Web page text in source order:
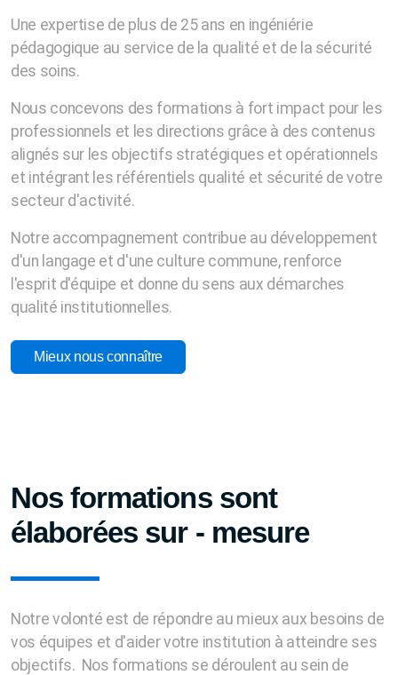
Une expertise de plus de 25 ans en ingéniérie
pédagogique au service de la qualité et de la sécurité
des soins.
Nous concevons des formations à fort impact pour les
professionnels et les directions grâce à des contenus
alignés sur les objectifs stratégiques et opérationnels
et intégrant les référentiels qualité et sécurité de votre
secteur d'activité.
Notre accompagnement contribue au développement
d'un langage et d'une culture commune, renforce
l'esprit d'équipe et donne du sens aux démarches
qualité institutionnelles.
Mieux nous connaître
Nos formations sont
élaborées sur - mesure
Notre volonté est de répondre au mieux aux besoins de
vos équipes et d'aider votre institution à atteindre ses
objectifs. Nos formations se déroulent au sein de